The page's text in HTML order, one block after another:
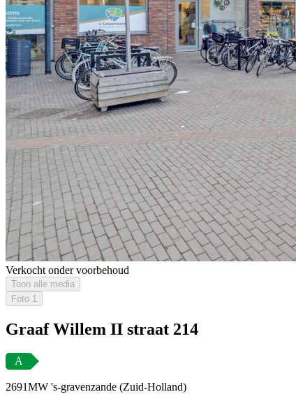
Verkocht onder voorbehoud
Toon alle media
Foto 1
Graaf Willem II straat 214
A
2691MW 's-gravenzande (Zuid-Holland)